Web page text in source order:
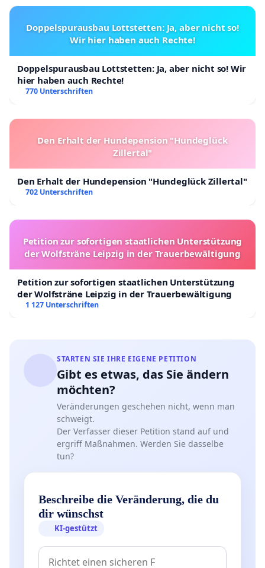
Doppelspurausbau Lottstetten: Ja, aber nicht so!
Wir hier haben auch Rechte!
Doppelspurausbau Lottstetten: Ja, aber nicht so! Wir
hier haben auch Rechte!
770 Unterschriften
Den Erhalt der Hundepension "Hundeglück
Zillertal"
Den Erhalt der Hundepension "Hundeglück Zillertal"
702 Unterschriften
Petition zur sofortigen staatlichen Unterstützung
der Wolfsträne Leipzig in der Trauerbewältigung
Petition zur sofortigen staatlichen Unterstützung
der Wolfsträne Leipzig in der Trauerbewältigung
1 127 Unterschriften
STARTEN SIE IHRE EIGENE PETITION
Gibt es etwas, das Sie ändern
möchten?
Veränderungen geschehen nicht, wenn man
schweigt.
Der Verfasser dieser Petition stand auf und
ergriff Maßnahmen. Werden Sie dasselbe
tun?
Beschreibe die Veränderung, die du
dir wünschst
KI-gestützt